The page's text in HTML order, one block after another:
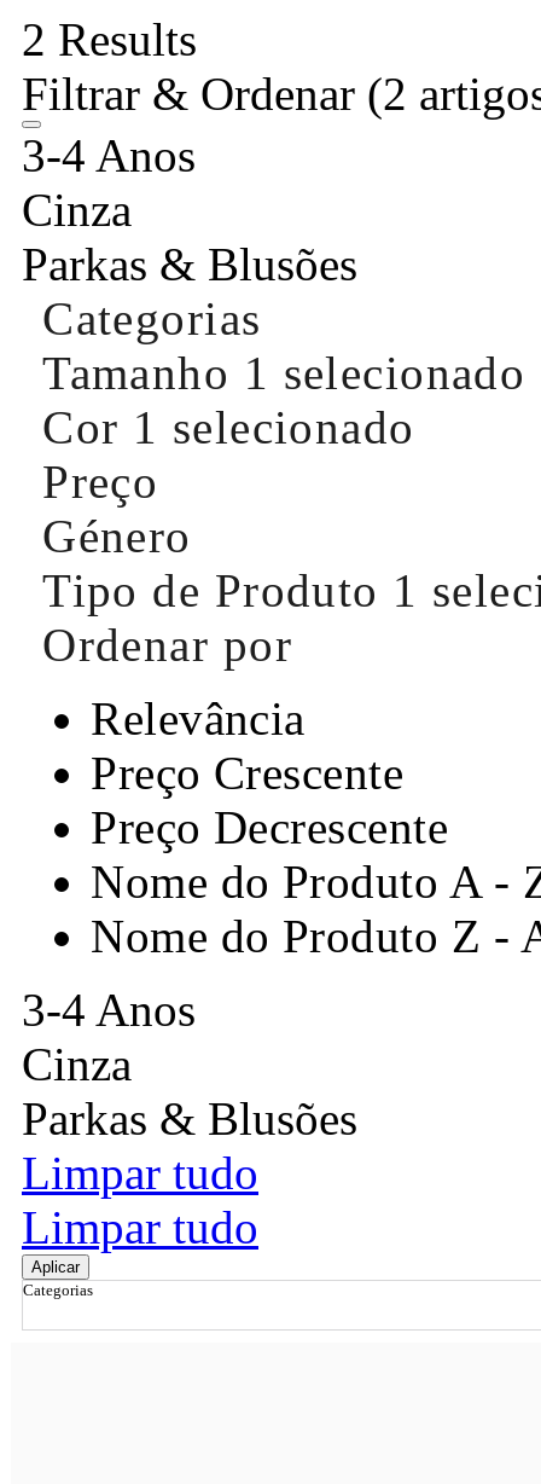
2 Results
Filtrar & Ordenar (2
3-4 Anos
Cinza
Parkas & Blusões
Categorias
Tamanho 1 selecionado
Cor 1 selecionado
Preço
Género
Tipo de Produto 1
Ordenar por
Relevância
Preço Crescente
Preço Decrescente
Nome do Produto A -
Nome do Produto Z -
3-4 Anos
Cinza
Parkas & Blusões
Limpar tudo
Limpar tudo
Aplicar
Categorias